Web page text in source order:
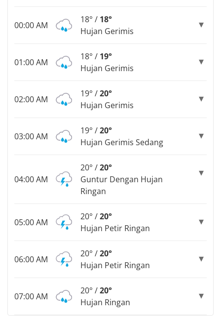
00:00 AM
18° / 18°
Hujan Gerimis
01:00 AM
18° / 19°
Hujan Gerimis
02:00 AM
19° /20°
Hujan Gerimis
03:00 AM
19° /20°
Hujan Gerimis Sedang
04:00 AM
20° /20°
Guntur Dengan Hujan
Ringan
05:00 AM
20° /20°
Hujan Petir Ringan
06:00 AM
20° /20°
Hujan Petir Ringan
07:00 AM
20° /20°
Hujan Ringan